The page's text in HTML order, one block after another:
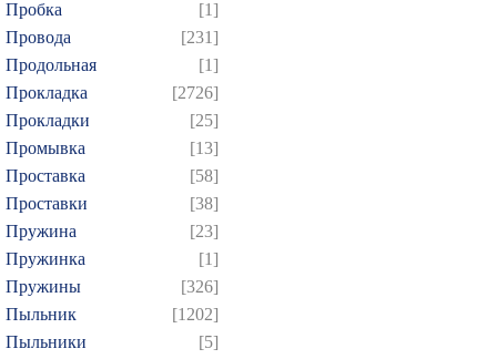
Пробка
[1]
Провода
[231]
Продольная
[1]
Прокладка
[2726]
Прокладки
[25]
Промывка
[13]
Проставка
[58]
Проставки
[38]
Пружина
[23]
Пружинка
[1]
Пружины
[326]
Пыльник
[1202]
Пыльники
[5]